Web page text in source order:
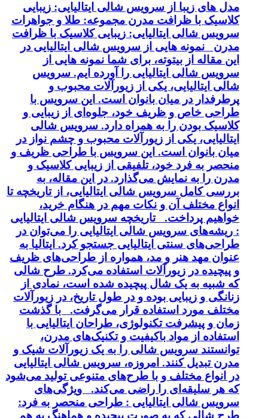
مدل های زیبا از سرویس شالی ایتالیایی: زیبایی
کلاسیک با ظرافت مدرن مجموعه: طلا و جواهرات
سرویس شالی ایتالیایی: زیبایی کلاسیک با ظرافت
مدرن نمونه هایی از سرویس شالی ایتالیایی در
این مقاله از بیتوته، برای شما نمونه هایی از
سرویس شالی ایتالیایی را آورده ایم. سرویس
شالی ایتالیایی، یکی از زیورآلات محبوب و
پرطرفدار در میان بانوان است. این سرویس با
طراحی خاص و ظریف خود، جلوه‌ای از زیبایی و
کلاسیک بودن را به همراه دارد. سرویس شالی
ایتالیایی، یکی از زیورآلات محبوب و چشم نواز در
میان بانوان است. این سرویس با طراحی ظریف و
منحصر به فرد خود، تلفیقی از زیبایی کلاسیک و
مدرن را به نمایش می‌گذارد. در این مقاله، به
بررسی کامل سرویس شالی ایتالیایی، از تاریخچه تا
انواع مختلف آن و نکات مهم در هنگام خرید،
خواهیم پرداخت. تاریخچه سرویس شالی ایتالیایی
: ریشه‌های سرویس شالی ایتالیایی را می‌توان در
طراحی‌های سنتی ایتالیایی جستجو کرد. ایتالیا به
عنوان مهد هنر و مد، همواره از طراحی‌های ظریف
و پیچیده در زیورآلات استفاده می‌کرد. طرح شالی
که شبیه به یک شال پیچیده شده است، نمادی از
زنانگی و زیبایی بوده و در طول تاریخ، در زیورآلات
مختلف مورد استفاده قرار می‌گرفت. با گذشت
زمان و پیشرفت تکنولوژی، طراحان ایتالیایی با
استفاده از مواد باکیفیت و تکنیک‌های مدرن،
توانستند سرویس شالی را به یک زیورآلات شیک و
مدرن تبدیل کنند. امروزه، سرویس شالی ایتالیایی
در انواع مختلف و با طرح‌های متنوعی تولید می‌شود
که هر سلیقه‌ای را راضی می‌کند. ویژگی‌های
سرویس شالی ایتالیایی : طراحی منحصر به فرد:
طرح شالی که به صورت پیچیده و هماهنگ به هم